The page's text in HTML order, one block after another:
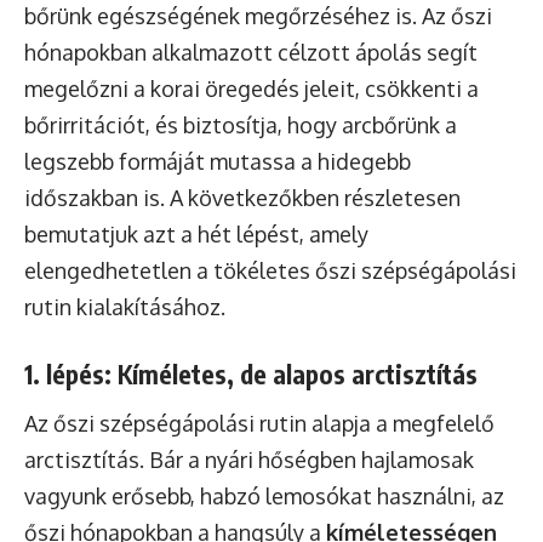
bőrünk egészségének megőrzéséhez is. Az őszi
hónapokban alkalmazott célzott ápolás segít
megelőzni a korai öregedés jeleit, csökkenti a
bőrirritációt, és biztosítja, hogy arcbőrünk a
legszebb formáját mutassa a hidegebb
időszakban is. A következőkben részletesen
bemutatjuk azt a hét lépést, amely
elengedhetetlen a tökéletes őszi szépségápolási
rutin kialakításához.
1. lépés: Kíméletes, de alapos arctisztítás
Az őszi szépségápolási rutin alapja a megfelelő
arctisztítás. Bár a nyári hőségben hajlamosak
vagyunk erősebb, habzó lemosókat használni, az
őszi hónapokban a hangsúly a kíméletességen